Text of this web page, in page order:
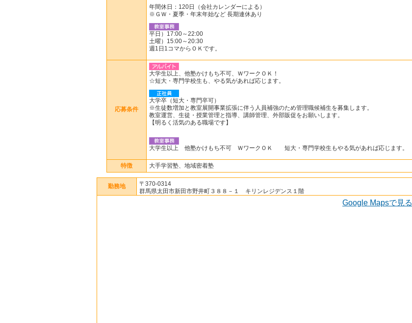
年間休日：120日（会社カレンダーによる）
※ＧＷ・夏季・年末年始など 長期連休あり
平日）17:00～22:00
土曜）15:00～20:30
週1日1コマからＯＫです。
応募条件
大学生以上、他塾かけもち不可、ＷワークＯＫ！
☆短大・専門学校生も、やる気があれば応じます。
大学卒（短大・専門卒可）
※生徒数増加と教室展開事業拡張に伴う人員補強のため管理職候補生を募集します。
教室運営、生徒・授業管理と指導、講師管理、外部販促をお願いします。
【明るく活気のある職場です】
大学生以上 他塾かけもち不可 ＷワークＯＫ 短大・専門学校生もやる気があれば応じます。
特徴 大手学習塾、地域密着塾
勤務地
〒370-0314
群馬県太田市新田市野井町３８８－１ キリンレジデンス１階
Google Mapsで見る